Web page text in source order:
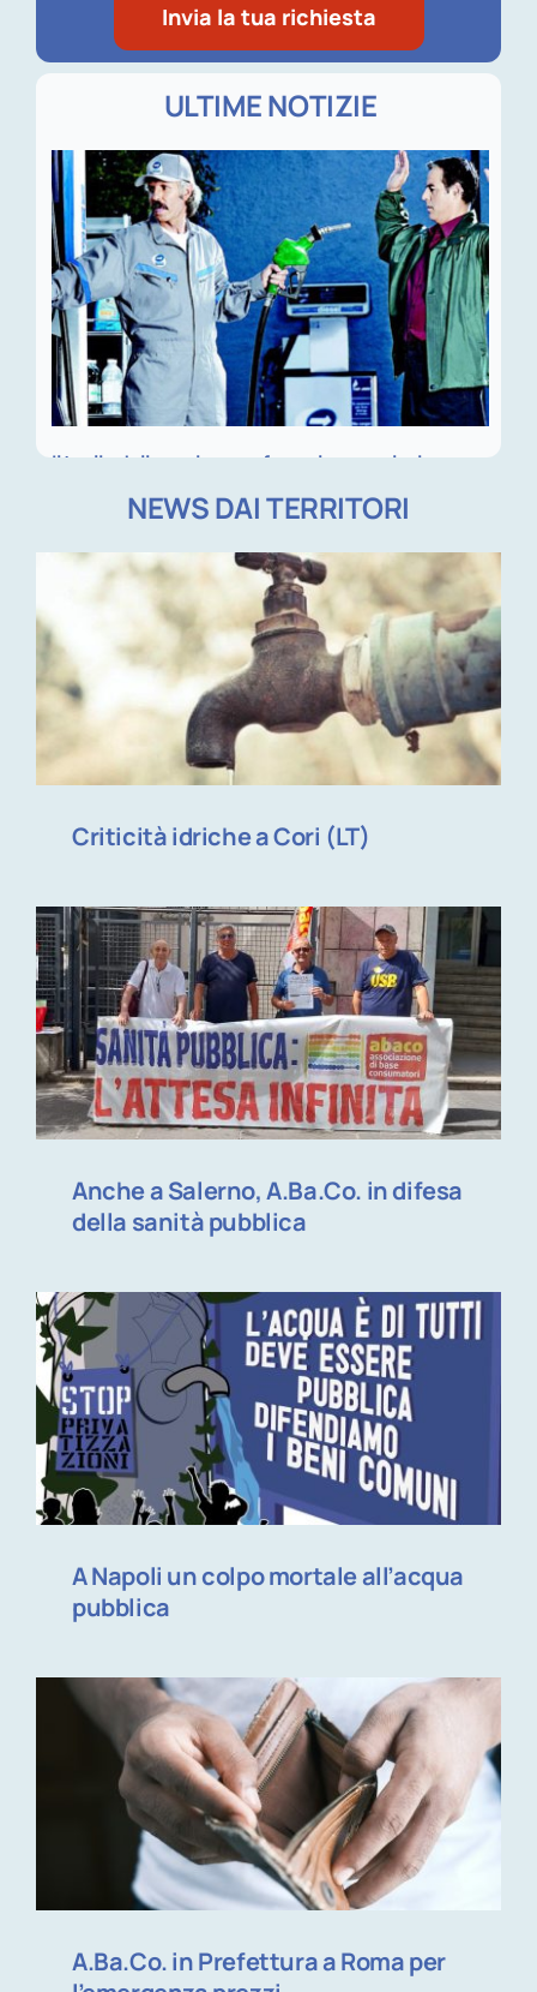
Invia la tua richiesta
ULTIME NOTIZIE
Il taglio delle accise non ferma la speculazione
NEWS DAI TERRITORI
Criticità idriche a Cori (LT)
Anche a Salerno, A.Ba.Co. in difesa
della sanità pubblica
A Napoli un colpo mortale all’acqua
pubblica
A.Ba.Co. in Prefettura a Roma per